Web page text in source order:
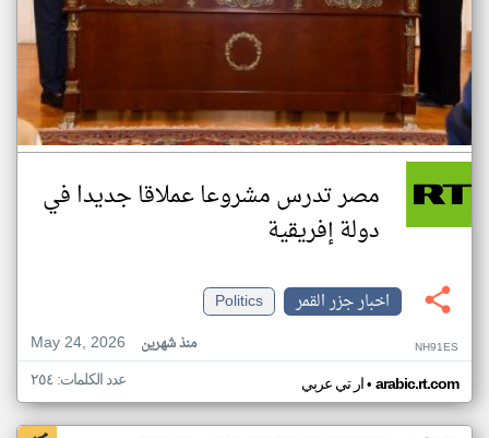
مصر تدرس مشروعا عملاقا جديدا في
دولة إفريقية
اخبار جزر القمر
Politics
May 24, 2026
منذ شهرين NH91ES
ار تي عربي• arabic.rt.com عدد الكلمات: ٢٥٤